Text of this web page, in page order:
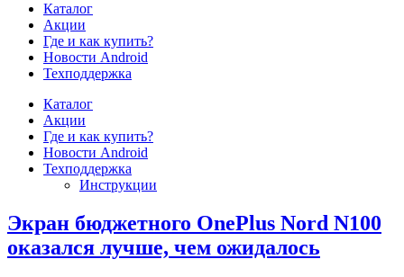
Каталог
Акции
Где и как купить?
Новости Android
Техподдержка
Каталог
Акции
Где и как купить?
Новости Android
Техподдержка
Инструкции
Экран бюджетного OnePlus Nord N100
оказался лучше, чем ожидалось